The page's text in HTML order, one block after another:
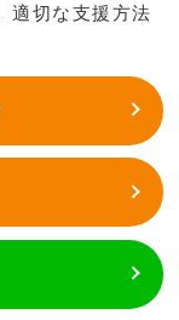
適切な支援方法